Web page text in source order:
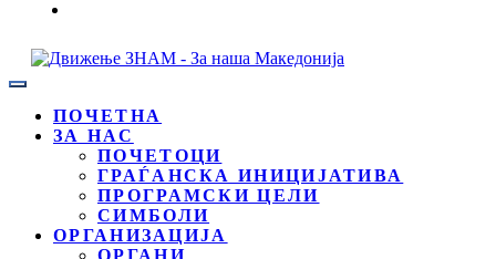
ПОЧЕТНА
ЗА НАС
ПОЧЕТОЦИ
ГРАЃАНСКА ИНИЦИЈАТИВА
ПРОГРАМСКИ ЦЕЛИ
СИМБОЛИ
ОРГАНИЗАЦИЈА
ОРГАНИ